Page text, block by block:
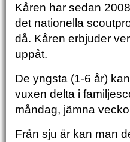
Kåren har sedan
det nationella
då. Kåren erbjuder
uppåt.
De yngsta (1-6 år)
vuxen delta i
måndag, jämna
Från sju år kan man